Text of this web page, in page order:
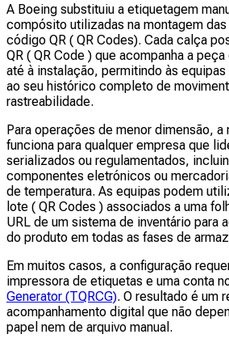
A Boeing substituiu a etiquetagem
compósito utilizadas na montagem
código QR ( QR Codes). Cada calça
QR ( QR Code ) que acompanha a
até à instalação, permitindo às
ao seu histórico completo de
rastreabilidade.
Para operações de menor dimensão, a
funciona para qualquer empresa que
serializados ou regulamentados,
componentes eletrónicos ou
de temperatura. As equipas podem
lote ( QR Codes ) associados a uma
URL de um sistema de inventário para
do produto em todas as fases de
Em muitos casos, a configuração
impressora de etiquetas e uma conta
Generator (TQRCG). O resultado é um
acompanhamento digital que não
papel nem de arquivo manual.